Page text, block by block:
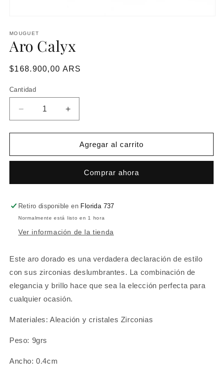
MOUGUET
Aro Calyx
Precio
$168.900,00 ARS
Cantidad
Reducir
cantidad
para
Calyx
Aumentar
cantidad
para
Aro
Calyx
Agregar al carrito
Comprar ahora
Retiro disponible en Florida 737
Normalmente está listo en 1 hora
Ver información de la tienda
Este aro dorado es una verdadera declaración de estilo
con sus zirconias deslumbrantes. La combinación de
elegancia y brillo hace que sea la elección perfecta para
cualquier ocasión.
Materiales: Aleación y cristales Zirconias
Peso: 9grs
Ancho: 0.4cm